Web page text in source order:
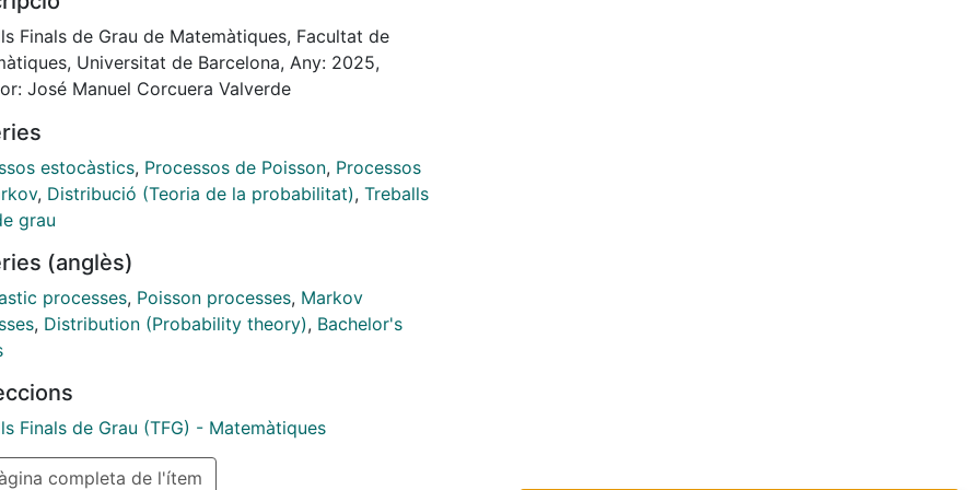
y a estudiar su comportamiento asintótico en
de desviaciones normales. Luego se muestra una
de este comportamiento a las cadenas de
Finalmente se realiza una presentación básica de
desviaciones.
an Undergraduate Thesis whose main goal is the
study of the compound renewal processes.
purpose we first carry out an introduction in
process are presented and their asymptotic
in the normal deviations zone is studied. Once
an application to Markov chains is shown. We
a basic introduction of the theory of large
Finals de Grau de Matemàtiques, Facultat de
Universitat de Barcelona, Any: 2025,
José Manuel Corcuera Valverde
estocàstics, Processos de Poisson, Processos
, Distribució (Teoria de la probabilitat), Treballs
grau
(anglès)
processes, Poisson processes, Markov
, Distribution (Probability theory), Bachelor's
Finals de Grau (TFG) - Matemàtiques
completa de l'ítem